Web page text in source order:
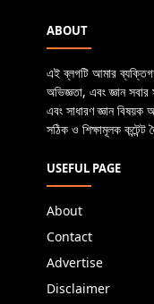
ABOUT
এই ব্লগটি আমার
অভিজ্ঞতা, এবং জ্ঞান
এবং সাধারণ জ্ঞান বিষয়ক
সঠিক ও শিক্ষামূলক কন্টেন্ট
USEFUL PAGE
About
Contact
Advertise
Disclaimer